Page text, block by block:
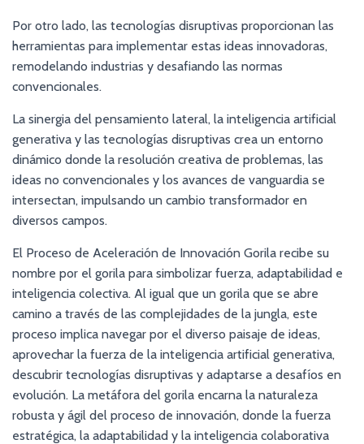
Por otro lado, las tecnologías disruptivas proporcionan las
herramientas para implementar estas ideas innovadoras,
remodelando industrias y desafiando las normas
convencionales.
La sinergia del pensamiento lateral, la inteligencia artificial
generativa y las tecnologías disruptivas crea un entorno
dinámico donde la resolución creativa de problemas, las
ideas no convencionales y los avances de vanguardia se
intersectan, impulsando un cambio transformador en
diversos campos.
El Proceso de Aceleración de Innovación Gorila recibe su
nombre por el gorila para simbolizar fuerza, adaptabilidad e
inteligencia colectiva. Al igual que un gorila que se abre
camino a través de las complejidades de la jungla, este
proceso implica navegar por el diverso paisaje de ideas,
aprovechar la fuerza de la inteligencia artificial generativa,
descubrir tecnologías disruptivas y adaptarse a desafíos en
evolución. La metáfora del gorila encarna la naturaleza
robusta y ágil del proceso de innovación, donde la fuerza
estratégica, la adaptabilidad y la inteligencia colaborativa